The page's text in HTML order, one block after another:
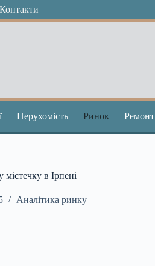
Контакти
Нерухомість Ринок Ремонт
в Ірпені
Аналітика ринку